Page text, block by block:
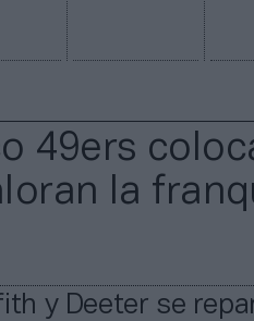
49ers
la
y Deeter se